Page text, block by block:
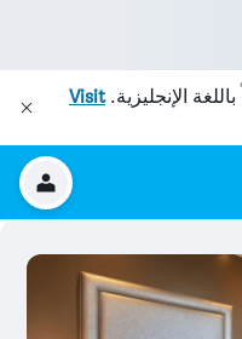
الإنجليزية.Visit